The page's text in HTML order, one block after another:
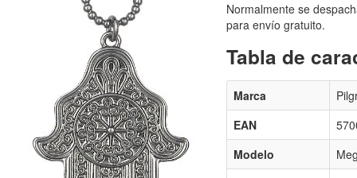
Normalmente se
para envío gratuito.
Tabla de
Marca
EAN
Modelo